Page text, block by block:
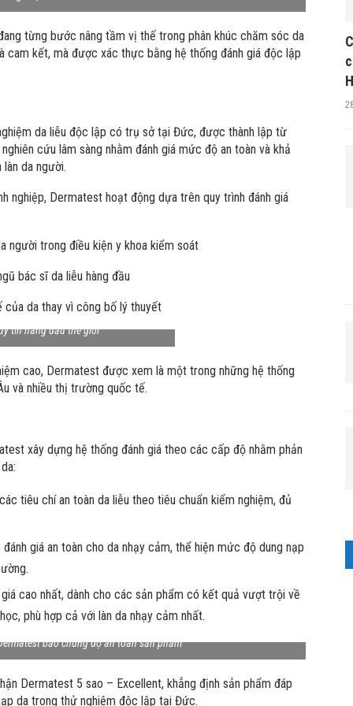
từng bước nâng tầm vị thế trong phân khúc chăm sóc da
cam kết, mà được xác thực bằng hệ thống đánh giá độc lập
da liễu độc lập có trụ sở tại Đức, được thành lập từ
cứu lâm sàng nhằm đánh giá mức độ an toàn và khả
da người.
nghiệp, Dermatest hoạt động dựa trên quy trình đánh giá
trong điều kiện y khoa kiểm soát
bác sĩ da liễu hàng đầu
da thay vì công bố lý thuyết
cứu và kiểm nghiệm da liễu độc
tín hàng đầu thế giới
cao, Dermatest được xem là một trong những hệ thống
và nhiều thị trường quốc tế.
xây dựng hệ thống đánh giá theo các cấp độ nhằm phản
tiêu chí an toàn da liễu theo tiêu chuẩn kiểm nghiệm, đủ
giá an toàn cho da nhạy cảm, thể hiện mức độ dung nạp
cao nhất, dành cho các sản phẩm có kết quả vượt trội về
phù hợp cả với làn da nhạy cảm nhất.
bảo chứng độ an toàn sản phẩm
Dermatest 5 sao – Excellent, khẳng định sản phẩm đáp
da trong thử nghiệm độc lập tại Đức.